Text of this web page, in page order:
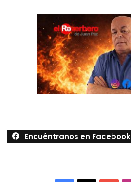
Encuéntranos en Facebook